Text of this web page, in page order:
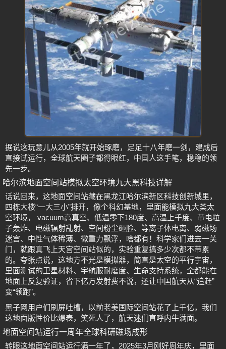
据说这玩意儿从2005年就开始琢磨，足足十八年磨一剑，建成后
直接试运行，全球航天圈子都得眼红，中国人这手笔，稳稳的领
先一步。
哈尔滨地面空间站模拟太空环境九大黑科技详解
话说回来，这地面空间站藏在黑龙江哈尔滨新区科技创新城里，
四栋大楼“一大三小”排开，像个科幻基地，里面能模拟九大类太
空环境， vacuum高真空、低温零下180度、高温上千度、带电粒
子轰炸、电磁辐射乱射、空间粉尘砸脸、等离子体电离、弱磁场
迷宫、中性气体稀薄、微重力飘浮，啥都有！科学家们进去一关
门，就跟真飞上天宫空间站似的，实验重复搞多少次都不带累
的。夸张点说，这地方不光是模拟器，简直是太空的平行宇宙，
里面测试的卫星材料、宇航服耐磨度、生命支持系统，全都能在
地面上反复验证，省下亿万发射费不说，还让中国航天从“追赶”
变“领跑”。
黑子网用户们刷屏吐槽，以前老美国际空间站花了上千亿，我们
这地面版性价比爆表，笑死人了，航天迷们直呼内牛满面。
地面空间站运行一周年全球科研磁场成形
转眼这地面空间站运行满一年了，2025年3月刚好周年庆，里面